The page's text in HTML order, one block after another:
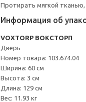
Протирать мягкой
Информация об
VOXTORP ВОКСТОРП
Дверь
Номер товара: 103.674.04
Ширина: 60 см
Высота: 3 см
Длина: 129 см
Вес: 11.93 кг